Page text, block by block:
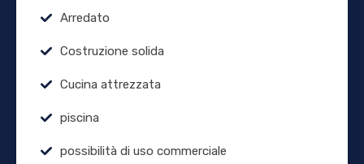
Arredato
Costruzione solida
Cucina attrezzata
piscina
possibilità di uso commerciale